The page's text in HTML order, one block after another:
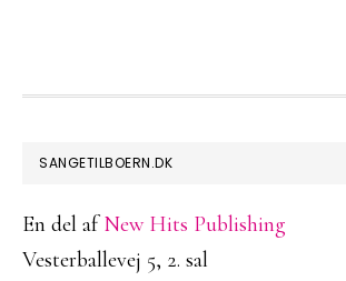
FOOTER
SANGETILBOERN.DK
En del afNew Hits Publishing
Vesterballevej 5, 2. sal